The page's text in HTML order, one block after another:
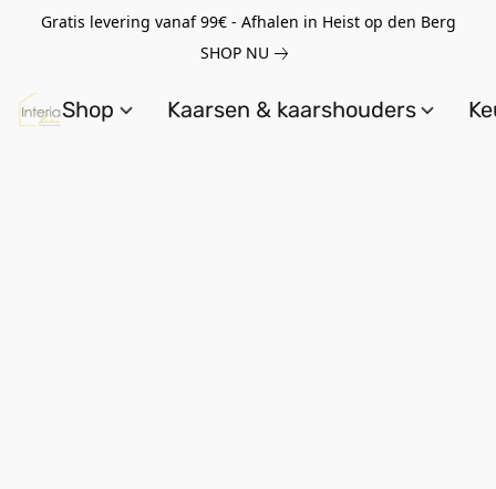
Gratis levering vanaf 99€ - Afhalen in Heist op den Berg
SHOP NU
Shop Kaarsen & kaarshouders